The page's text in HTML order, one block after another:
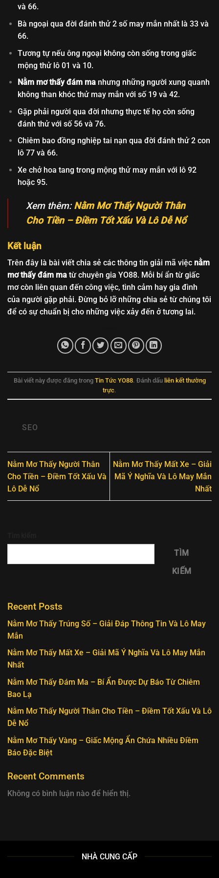
và 66.
Bà ngoại qua đời đánh thử 2 số may mắn nhất là 33 và
66.
Tương tự nếu ông ngoại không còn sống trong giấc
mộng thử lô 01 và 10.
Nằm mơ thấy đám manhưng những người xung quanh
không than khóc thử may mắn với số 19 và 42.
Gặp phải người qua đời nhưng thực tế họ còn sống
đánh thử với số 56 và 76.
Chiêm bao đồng nghiệp tai nạn qua đời đánh thử 2 con
lô 77 và 66.
Xe chở hoa tang trong mộng thử may mắn với lô 92
hoặc 95.
Xem thêm: Nằm Mơ Thấy Người Thân
Cho Tiền – Điềm Tốt Xấu Và Lô Dễ Nổ
Kết luận
Trên đây là bài viết chia sẻ các thông tin giải mã việc nằm
mơ thấy đám ma từ chuyên gia YO88. Mỗi bí ẩn từ giấc
mơ còn liên quan đến công việc, tình cảm hay gia đình
của người gặp phải. Đừng bỏ lỡ những chia sẻ từ chúng tôi
để có sự chuẩn bị cho những việc xảy đến ở tương lai.
Bài viết này được đăng trong Tin Tức YO88. Đánh dấu liên kết thường
trực.
SEO
Nằm Mơ Thấy Người Thân
Cho Tiền – Điềm Tốt Xấu Và
Lô Dễ Nổ
Nằm Mơ Thấy Mất Xe – Giải
Mã Ý Nghĩa Và Lô May Mắn
Nhất
TÌM
KIẾM
Recent Posts
Nằm Mơ Thấy Trúng Số – Giải Đáp Thông Tin Và Lô May
Mắn
Nằm Mơ Thấy Mất Xe – Giải Mã Ý Nghĩa Và Lô May Mắn
Nhất
Nằm Mơ Thấy Đám Ma – Bí Ẩn Được Dự Báo Từ Chiêm
Bao Lạ
Nằm Mơ Thấy Người Thân Cho Tiền – Điềm Tốt Xấu Và Lô
Dễ Nổ
Nằm Mơ Thấy Vàng – Giấc Mộng Ẩn Chứa Nhiều Điềm
Báo Đặc Biệt
Recent Comments
Không có bình luận nào để hiển thị.
NHÀ CUNG CẤP